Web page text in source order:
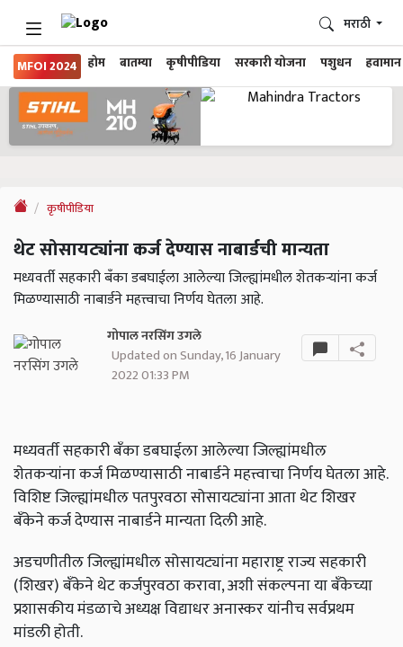
MFOI 2024 होम बातम्या कृषीपीडिया सरकारी योजना पशुधन हवामान
मराठी
कृषीपीडिया
थेट सोसायट्यांना कर्ज देण्यास नाबार्डची मान्यता
मध्यवर्ती सहकारी बॅंका डबघाईला आलेल्या जिल्ह्यांमधील शेतकऱ्यांना कर्ज
मिळण्यासाठी नाबार्डने महत्त्वाचा निर्णय घेतला आहे.
गोपाल नरसिंग उगले
Updated on Sunday, 16 January
2022 01:33 PM
मध्यवर्ती सहकारी बॅंका डबघाईला आलेल्या जिल्ह्यांमधील
शेतकऱ्यांना कर्ज मिळण्यासाठी नाबार्डने महत्त्वाचा निर्णय घेतला आहे.
विशिष्ट जिल्ह्यांमधील पतपुरवठा सोसायट्यांना आता थेट शिखर
बॅंकेने कर्ज देण्यास नाबार्डने मान्यता दिली आहे.
अडचणीतील जिल्ह्यांमधील सोसायट्यांना महाराष्ट्र राज्य सहकारी
(शिखर) बॅंकेने थेट कर्जपुरवठा करावा, अशी संकल्पना या बॅंकेच्या
प्रशासकीय मंडळाचे अध्यक्ष विद्याधर अनास्कर यांनीच सर्वप्रथम
मांडली होती.